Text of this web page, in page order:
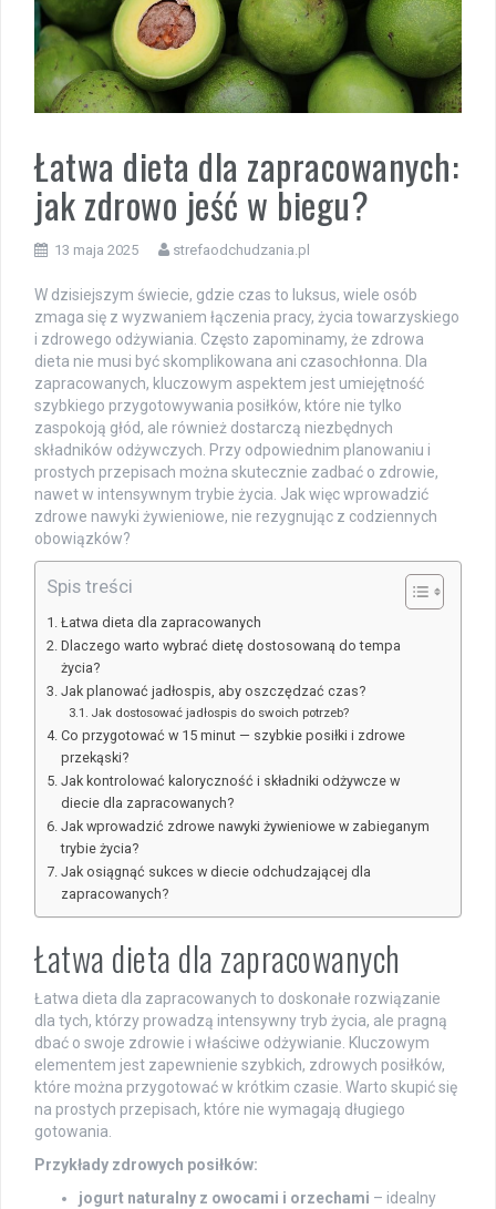
Łatwa dieta dla zapracowanych:
jak zdrowo jeść w biegu?
13 maja 2025 strefaodchudzania.pl
W dzisiejszym świecie, gdzie czas to luksus, wiele osób
zmaga się z wyzwaniem łączenia pracy, życia towarzyskiego
i zdrowego odżywiania. Często zapominamy, że zdrowa
dieta nie musi być skomplikowana ani czasochłonna. Dla
zapracowanych, kluczowym aspektem jest umiejętność
szybkiego przygotowywania posiłków, które nie tylko
zaspokoją głód, ale również dostarczą niezbędnych
składników odżywczych. Przy odpowiednim planowaniu i
prostych przepisach można skutecznie zadbać o zdrowie,
nawet w intensywnym trybie życia. Jak więc wprowadzić
zdrowe nawyki żywieniowe, nie rezygnując z codziennych
obowiązków?
Spis treści
Łatwa dieta dla zapracowanych
Dlaczego warto wybrać dietę dostosowaną do tempa
życia?
Jak planować jadłospis, aby oszczędzać czas?
Jak dostosować jadłospis do swoich potrzeb?
Co przygotować w 15 minut — szybkie posiłki i zdrowe
przekąski?
Jak kontrolować kaloryczność i składniki odżywcze w
diecie dla zapracowanych?
Jak wprowadzić zdrowe nawyki żywieniowe w zabieganym
trybie życia?
Jak osiągnąć sukces w diecie odchudzającej dla
zapracowanych?
Łatwa dieta dla zapracowanych
Łatwa dieta dla zapracowanych to doskonałe rozwiązanie
dla tych, którzy prowadzą intensywny tryb życia, ale pragną
dbać o swoje zdrowie i właściwe odżywianie. Kluczowym
elementem jest zapewnienie szybkich, zdrowych posiłków,
które można przygotować w krótkim czasie. Warto skupić się
na prostych przepisach, które nie wymagają długiego
gotowania.
Przykłady zdrowych posiłków:
jogurt naturalny z owocami i orzechami – idealny